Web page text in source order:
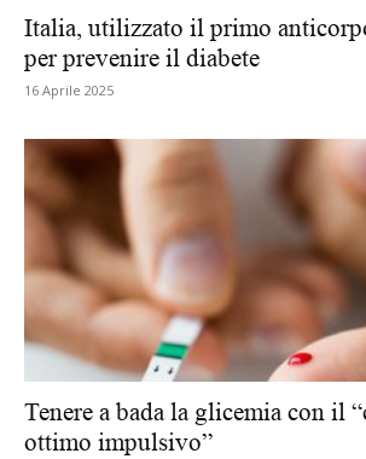
Italia, utilizzato il primo
per prevenire il diabete
16 Aprile 2025
Tenere a bada la glicemia con il
ottimo impulsivo”